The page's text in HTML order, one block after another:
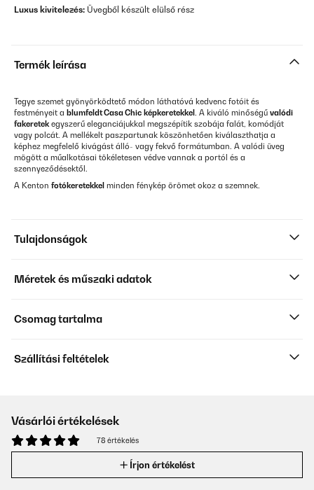
Luxus kivitelezés: Üvegből készült elülső rész
Termék leírása
Tegye szemet gyönyörködtető módon láthatóvá kedvenc fotóit és
festményeit a blumfeldt Casa Chic képkeretekkel . A kiváló minőségű valódi
fakeretekegyszerű eleganciájukkal megszépítik szobája falát, komódját
vagy polcát. A mellékelt paszpartunak köszönhetően kiválaszthatja a
képhez megfelelő kivágást álló- vagy fekvő formátumban. A valódi üveg
mögött a műalkotásai tökéletesen védve vannak a portól és a
szennyeződésektől.
A Kenton fotókeretekkel minden fénykép örömet okoz a szemnek.
Tulajdonságok
Méretek és műszaki adatok
Csomag tartalma
Szállítási feltételek
Vásárlói értékelések
78 értékelés
Írjon értékelést